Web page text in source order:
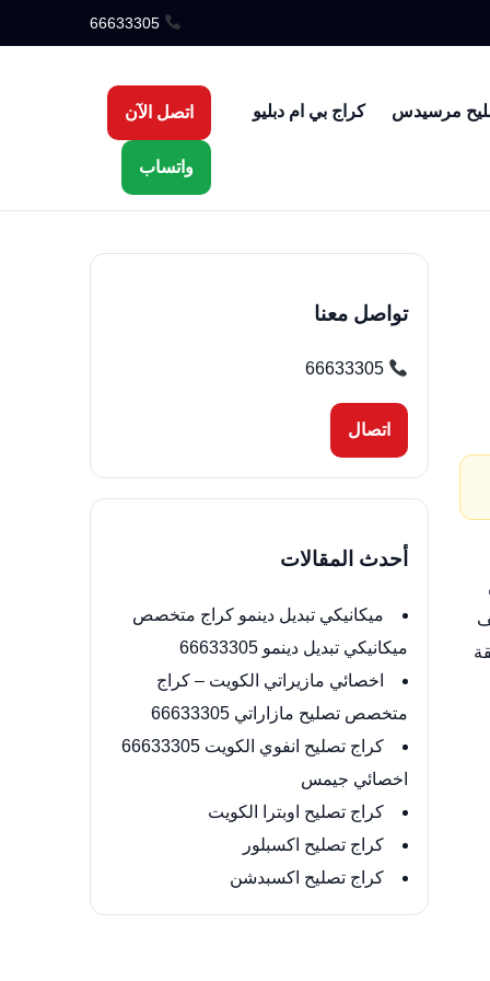
66633305
مرسيدس كراج بي ام دبليو اتصل الآن
واتساب
تواصل معنا
66633305
اتصال
أحدث المقالات
ميكانيكي تبديل دينمو كراج متخصص
ميكانيكي تبديل دينمو 66633305
اخصائي مازيراتي الكويت – كراج
متخصص تصليح مازاراتي 66633305
كراج تصليح انفوي الكويت 66633305
اخصائي جيمس
كراج تصليح اوبترا الكويت
كراج تصليح اكسبلور
كراج تصليح اكسبدشن